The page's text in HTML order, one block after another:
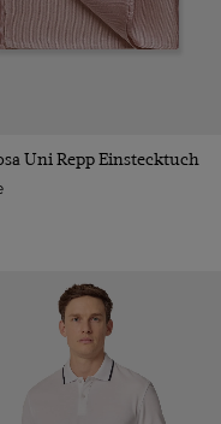
Uni Repp Einstecktuch